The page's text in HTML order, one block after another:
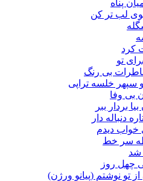
پناه
لب تر کن
کرد
تو
خاطرات بی رنگ
سپهر خلسه تراپی
بی وفا
بردار ببر
دنباله دار
خواب دیدم
سر خط
شد
چهل روز
تو نوشتم (پیانو ورژن)